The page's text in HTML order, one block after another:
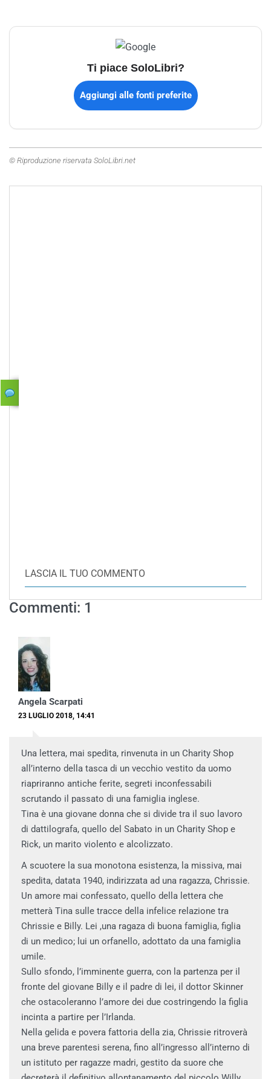
Ti piace SoloLibri?
Aggiungi alle fonti preferite
© Riproduzione riservata SoloLibri.net
LASCIA IL TUO COMMENTO
Commenti: 1
Angela Scarpati
23 LUGLIO 2018, 14:41
Una lettera, mai spedita, rinvenuta in un Charity Shop
all’interno della tasca di un vecchio vestito da uomo
riapriranno antiche ferite, segreti inconfessabili
scrutando il passato di una famiglia inglese.
Tina è una giovane donna che si divide tra il suo lavoro
di dattilografa, quello del Sabato in un Charity Shop e
Rick, un marito violento e alcolizzato.
A scuotere la sua monotona esistenza, la missiva, mai
spedita, datata 1940, indirizzata ad una ragazza, Chrissie.
Un amore mai confessato, quello della lettera che
metterà Tina sulle tracce della infelice relazione tra
Chrissie e Billy. Lei ,una ragaza di buona famiglia, figlia
di un medico; lui un orfanello, adottato da una famiglia
umile.
Sullo sfondo, l’imminente guerra, con la partenza per il
fronte del giovane Billy e il padre di lei, il dottor Skinner
che ostacoleranno l’amore dei due costringendo la figlia
incinta a partire per l’Irlanda.
Nella gelida e povera fattoria della zia, Chrissie ritroverà
una breve parentesi serena, fino all’ingresso all’interno di
un istituto per ragazze madri, gestito da suore che